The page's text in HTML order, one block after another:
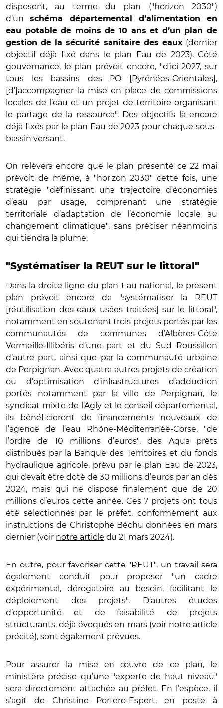
disposent, au terme du plan ("horizon 2030")
d’unschéma départemental d’alimentation en
eau potable de moins de 10 ans et d’un plan de
gestion de la sécurité sanitaire des eaux (dernier
objectif déjà fixé dans le plan Eau de 2023). Côté
gouvernance, le plan prévoit encore, "d’ici 2027, sur
tous les bassins des PO [Pyrénées-Orientales],
[d’]accompagner la mise en place de commissions
locales de l’eau et un projet de territoire organisant
le partage de la ressource". Des objectifs là encore
déjà fixés par le plan Eau de 2023 pour chaque sous-
bassin versant.
On relèvera encore que le plan présenté ce 22 mai
prévoit de même, à "horizon 2030" cette fois, une
stratégie "définissant une trajectoire d’économies
d’eau par usage, comprenant une stratégie
territoriale d’adaptation de l’économie locale au
changement climatique", sans préciser néanmoins
qui tiendra la plume.
"Systématiser la REUT sur le littoral"
Dans la droite ligne du plan Eau national, le présent
plan prévoit encore de "systématiser la REUT
[réutilisation des eaux usées traitées] sur le littoral",
notamment en soutenant trois projets portés par les
communautés de communes d’Albères-Côte
Vermeille-Illibéris d’une part et du Sud Roussillon
d’autre part, ainsi que par la communauté urbaine
de Perpignan. Avec quatre autres projets de création
ou d’optimisation d’infrastructures d’adduction
portés notamment par la ville de Perpignan, le
syndicat mixte de l’Agly et le conseil départemental,
ils bénéficieront de financements nouveaux de
l’agence de l’eau Rhône-Méditerranée-Corse, "de
l’ordre de 10 millions d’euros", des Aqua prêts
distribués par la Banque des Territoires et du fonds
hydraulique agricole, prévu par le plan Eau de 2023,
qui devait être doté de 30 millions d’euros par an dès
2024, mais qui ne dispose finalement que de 20
millions d’euros cette année. Ces 7 projets ont tous
été sélectionnés par le préfet, conformément aux
instructions de Christophe Béchu données en mars
dernier (voir notre article du 21 mars 2024).
En outre, pour favoriser cette "REUT", un travail sera
également conduit pour proposer "un cadre
expérimental, dérogatoire au besoin, facilitant le
déploiement des projets". D’autres études
d’opportunité et de faisabilité de projets
structurants, déjà évoqués en mars (voir notre article
précité), sont également prévues.
Pour assurer la mise en œuvre de ce plan, le
ministère précise qu’une "experte de haut niveau"
sera directement attachée au préfet. En l’espèce, il
s’agit de Christine Portero-Espert, en poste à